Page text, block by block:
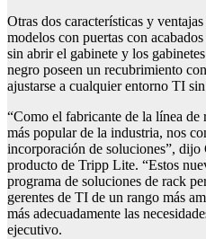
Otras dos características y
modelos con puertas con
sin abrir el gabinete y los
negro poseen un recubrimiento
ajustarse a cualquier entorno TI
“Como el fabricante de la línea de
más popular de la industria, nos
incorporación de soluciones”, dijo
producto de Tripp Lite. “Estos
programa de soluciones de rack
gerentes de TI de un rango más
más adecuadamente las
ejecutivo.